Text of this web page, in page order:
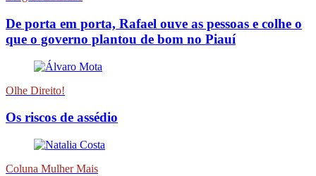
De porta em porta, Rafael ouve as pessoas e colhe o
que o governo plantou de bom no Piauí
Olhe Direito!
Os riscos de assédio
Coluna Mulher Mais